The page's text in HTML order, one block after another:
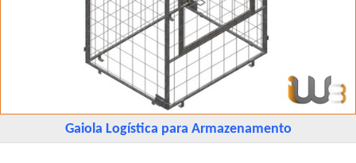
Gaiola Logística para Armazenamento